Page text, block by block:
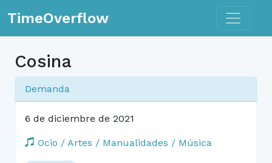
TimeOverflow Toggle
Cosina
Demanda
6 de diciembre de 2021
Ocio / Artes / Manualidades / Música